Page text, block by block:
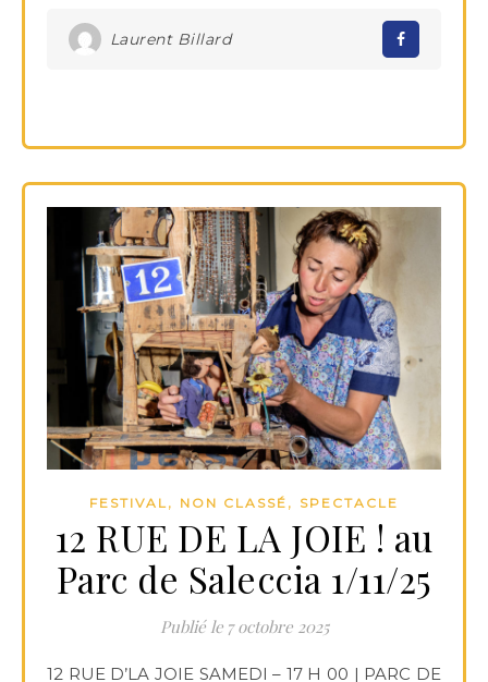
Laurent Billard
FESTIVAL , NON CLASSÉ , SPECTACLE
12 RUE DE LA JOIE ! au
Parc de Saleccia 1/11/25
7 octobre 2025
12 RUE D’LA JOIE SAMEDI – 17 H 00 | PARC DE